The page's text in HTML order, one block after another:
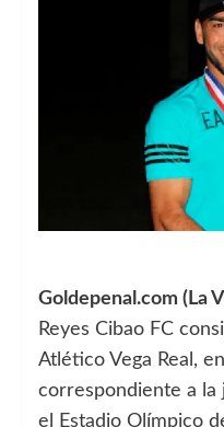
Goldepenal.com (La
Reyes Cibao FC
Atlético Vega Real,
correspondiente a la
el Estadio Olímpico